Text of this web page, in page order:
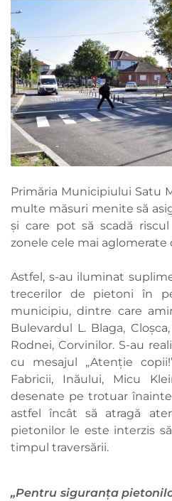
Primăria Municipiului Satu
multe măsuri menite să
și care pot să scadă
zonele cele mai
Astfel, s-au iluminat
trecerilor de pietoni în
municipiu, dintre care
Bulevardul L. Blaga,
Rodnei, Corvinilor. S-au
cu mesajul „Atenție
Fabricii, Inăului, Micu
desenate pe trotuar
astfel încât să atragă
pietonilor le este interzis
timpul traversării.
„Pentru siguranța